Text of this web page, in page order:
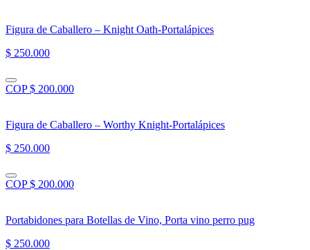
Figura de Caballero – Knight Oath-Portalápices
$ 250.000
COP $ 200.000
Figura de Caballero – Worthy Knight-Portalápices
$ 250.000
COP $ 200.000
Portabidones para Botellas de Vino, Porta vino perro pug
$ 250.000